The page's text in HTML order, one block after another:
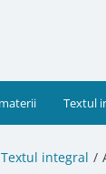
Textul
Textul integral